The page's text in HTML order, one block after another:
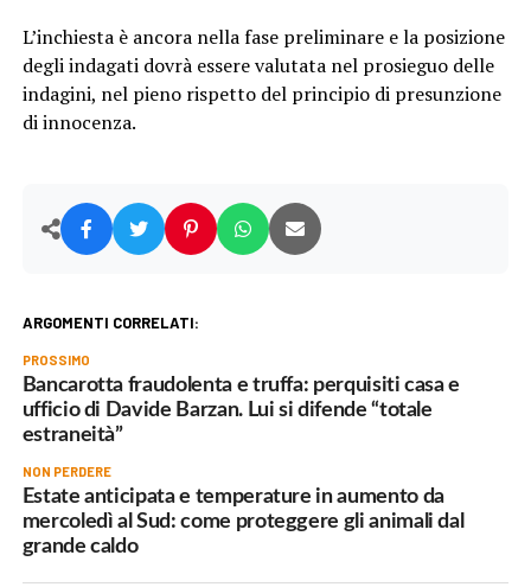
L’inchiesta è ancora nella fase preliminare e la posizione
degli indagati dovrà essere valutata nel prosieguo delle
indagini, nel pieno rispetto del principio di presunzione
di innocenza.
ARGOMENTI CORRELATI:
PROSSIMO
Bancarotta fraudolenta e truffa: perquisiti casa e
ufficio di Davide Barzan. Lui si difende “totale
estraneità”
NON PERDERE
Estate anticipata e temperature in aumento da
mercoledì al Sud: come proteggere gli animali dal
grande caldo